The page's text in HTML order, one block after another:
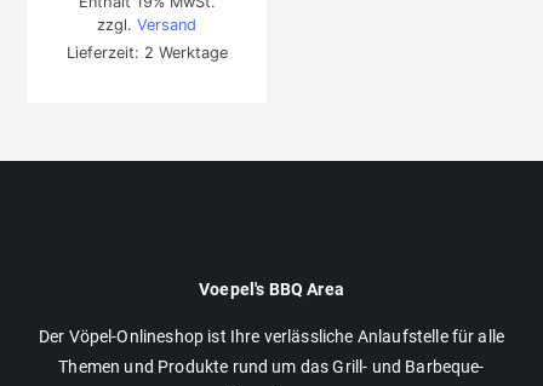
zzgl.Versand
Lieferzeit: 2 Werktage
Voepel's BBQ Area
Der Vöpel-Onlineshop ist Ihre verlässliche Anlaufstelle für alle
Themen und Produkte rund um das Grill- und Barbeque-